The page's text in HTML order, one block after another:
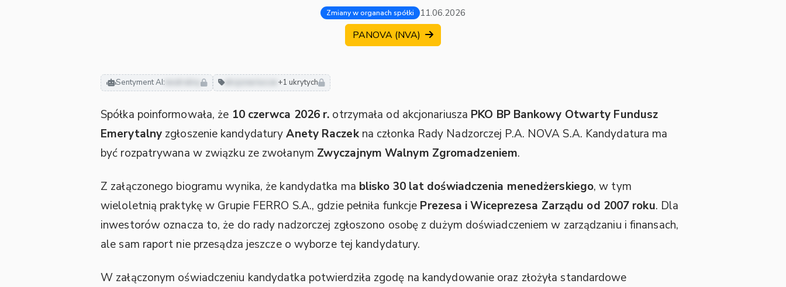
Zmiany w organach spółki 11.06.2026
PANOVA (NVA)
Sentyment AI: neutralny akcjonariusze +1 ukrytych
Spółka poinformowała, że 10 czerwca 2026 r. otrzymała od akcjonariusza PKO BP Bankowy Otwarty Fundusz
Emerytalny zgłoszenie kandydaturyAnety Raczekna członka Rady Nadzorczej P.A. NOVA S.A. Kandydatura ma
być rozpatrywana w związku ze zwołanym Zwyczajnym Walnym Zgromadzeniem.
Z załączonego biogramu wynika, że kandydatka ma blisko 30 lat doświadczenia menedżerskiego, w tym
wieloletnią praktykę w Grupie FERRO S.A., gdzie pełniła funkcje Prezesa i Wiceprezesa Zarządu od 2007 roku. Dla
inwestorów oznacza to, że do rady nadzorczej zgłoszono osobę z dużym doświadczeniem w zarządzaniu i finansach,
ale sam raport nie przesądza jeszcze o wyborze tej kandydatury.
W załączonym oświadczeniu kandydatka potwierdziła zgodę na kandydowanie oraz złożyła standardowe